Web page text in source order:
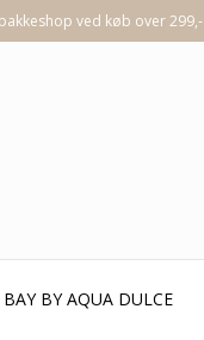
ved køb over 299,-
BAY BY AQUA DULCE